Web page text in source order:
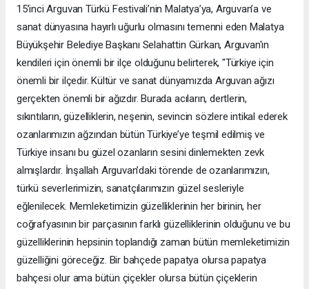
15’inci Arguvan Türkü Festivali’nin Malatya’ya, Arguvan’a ve
sanat dünyasına hayırlı uğurlu olmasını temenni eden Malatya
Büyükşehir Belediye Başkanı Selahattin Gürkan, Arguvan'ın
kendileri için önemli bir ilçe olduğunu belirterek, "Türkiye için
önemli bir ilçedir. Kültür ve sanat dünyamızda Arguvan ağızı
gerçekten önemli bir ağızdır. Burada acıların, dertlerin,
sıkıntıların, güzelliklerin, neşenin, sevincin sözlere intikal ederek
ozanlarımızın ağzından bütün Türkiye’ye teşmil edilmiş ve
Türkiye insanı bu güzel ozanların sesini dinlemekten zevk
almışlardır. İnşallah Arguvan’daki törende de ozanlarımızın,
türkü severlerimizin, sanatçılarımızın güzel sesleriyle
eğlenilecek. Memleketimizin güzelliklerinin her birinin, her
coğrafyasının bir parçasının farklı güzelliklerinin olduğunu ve bu
güzelliklerinin hepsinin toplandığı zaman bütün memleketimizin
güzelliğini göreceğiz. Bir bahçede papatya olursa papatya
bahçesi olur ama bütün çiçekler olursa bütün çiçeklerin